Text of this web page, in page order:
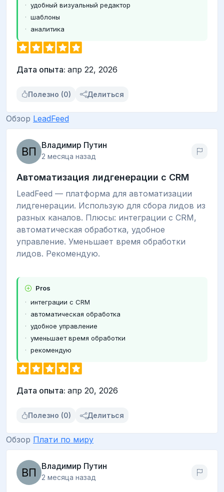
удобный визуальный редактор
шаблоны
аналитика
Дата опыта: апр 22, 2026
Полезно (0) Делиться
Обзор LeadFeed
Владимир Путин
2 месяца назад
Автоматизация лидгенерации с CRM
LeadFeed — платформа для автоматизации
лидгенерации. Использую для сбора лидов из
разных каналов. Плюсы: интеграции с CRM,
автоматическая обработка, удобное
управление. Уменьшает время обработки
лидов. Рекомендую.
Pros
интеграции с CRM
автоматическая обработка
удобное управление
уменьшает время обработки
рекомендую
Дата опыта: апр 20, 2026
Полезно (0) Делиться
Обзор Плати по миру
Владимир Путин
2 месяца назад